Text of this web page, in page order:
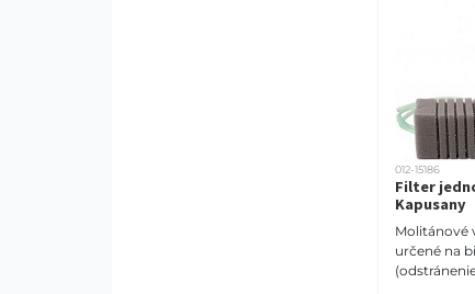
012-15186
Filter
Kapusany
Molitánové
určené na